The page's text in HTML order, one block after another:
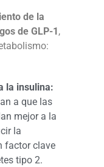
de la
de GLP-1,
la insulina:
a que las
mejor a la
la
factor clave
tipo 2.